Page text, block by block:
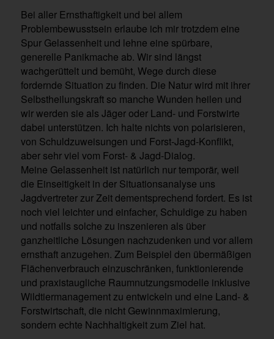
Bei aller Ernsthaftigkeit und bei allem
Problembewusstsein erlaube ich mir trotzdem eine
Spur Gelassenheit und lehne eine spürbare,
generelle Panikmache ab. Wir sind längst
wachgerüttelt und bemüht, Wege durch diese
fordernde Situation zu finden. Die Natur wird mit ihrer
Selbstheilungskraft so manche Wunden heilen und
wir werden sie als Jäger oder Land- und Forstwirte
dabei unterstützen. Ich halte nichts von polarisieren,
von Schuldzuweisungen und Forst-Jagd-Konflikt,
aber sehr viel vom Forst- & Jagd-Dialog.
Meine Gelassenheit ist natürlich nur temporär, weil
die Einseitigkeit in der Situationsanalyse uns
Jagdvertreter zur Zeit dementsprechend fordert. Es ist
noch viel leichter und einfacher, Schuldige zu haben
und notfalls solche zu inszenieren als über
ganzheitliche Lösungen nachzudenken und vor allem
ernsthaft anzugehen. Zum Beispiel den übermäßigen
Flächenverbrauch einzuschränken, funktionierende
und praxistaugliche Raumnutzungsmodelle inklusive
Wildtiermanagement zu entwickeln und eine Land- &
Forstwirtschaft, die nicht Gewinnmaximierung,
sondern echte Nachhaltigkeit zum Ziel hat.